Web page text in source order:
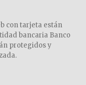
con tarjeta están
bancaria Banco
protegidos y